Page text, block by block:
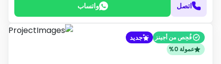
اتصل واتساب
فُحِص من أجينز جديد
عمولة 0%